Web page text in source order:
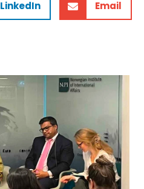
LinkedIn Email